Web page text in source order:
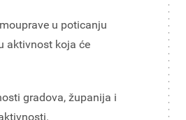
u poticanju
aktivnost koja će
gradova, županija i